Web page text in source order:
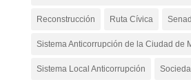
Reconstrucción Ruta Cívica
Sistema Anticorrupción de la Ciudad de
Sistema Local Anticorrupción